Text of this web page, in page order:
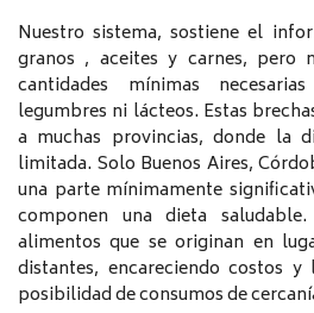
Nuestro sistema, sostiene el
granos , aceites y carnes, pero
cantidades mínimas
legumbres ni lácteos. Estas
a muchas provincias, donde la
limitada. Solo Buenos Aires,
una parte mínimamente
componen una dieta
alimentos que se originan en
distantes, encareciendo costos
posibilidad de consumos de